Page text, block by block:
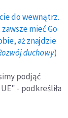
do wewnątrz.
mieć Go
aż znajdzie
duchowy)
podjąć
- podkreśliła